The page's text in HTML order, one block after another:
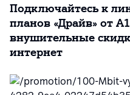
Подключайтесь к
планов «Драйв» от
внушительные
интернет